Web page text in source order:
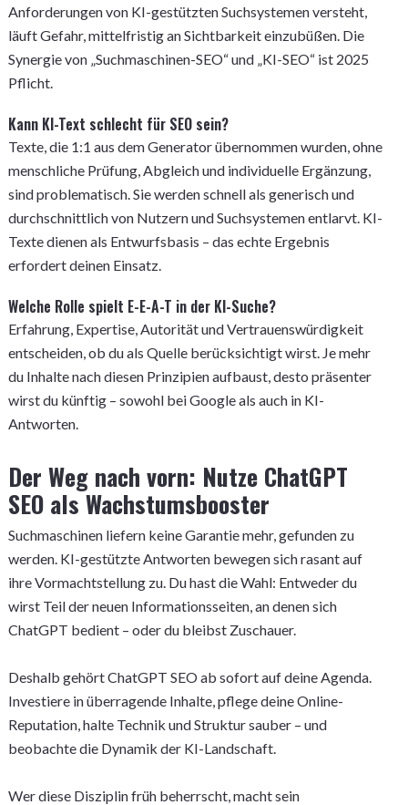
Anforderungen von KI-gestützten Suchsystemen versteht,
läuft Gefahr, mittelfristig an Sichtbarkeit einzubüßen. Die
Synergie von „Suchmaschinen-SEO“ und „KI-SEO“ ist 2025
Pflicht.
Kann KI-Text schlecht für SEO sein?
Texte, die 1:1 aus dem Generator übernommen wurden, ohne
menschliche Prüfung, Abgleich und individuelle Ergänzung,
sind problematisch. Sie werden schnell als generisch und
durchschnittlich von Nutzern und Suchsystemen entlarvt. KI-
Texte dienen als Entwurfsbasis – das echte Ergebnis
erfordert deinen Einsatz.
Welche Rolle spielt E-E-A-T in der KI-Suche?
Erfahrung, Expertise, Autorität und Vertrauenswürdigkeit
entscheiden, ob du als Quelle berücksichtigt wirst. Je mehr
du Inhalte nach diesen Prinzipien aufbaust, desto präsenter
wirst du künftig – sowohl bei Google als auch in KI-
Antworten.
Der Weg nach vorn: Nutze ChatGPT
SEO als Wachstumsbooster
Suchmaschinen liefern keine Garantie mehr, gefunden zu
werden. KI-gestützte Antworten bewegen sich rasant auf
ihre Vormachtstellung zu. Du hast die Wahl: Entweder du
wirst Teil der neuen Informationsseiten, an denen sich
ChatGPT bedient – oder du bleibst Zuschauer.
Deshalb gehört ChatGPT SEO ab sofort auf deine Agenda.
Investiere in überragende Inhalte, pflege deine Online-
Reputation, halte Technik und Struktur sauber – und
beobachte die Dynamik der KI-Landschaft.
Wer diese Disziplin früh beherrscht, macht sein